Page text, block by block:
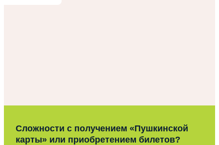
Сложности с получением «Пушкинской
карты» или приобретением билетов?